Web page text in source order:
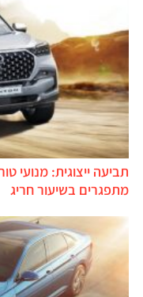
תביעה ייצוגית: מנועי
מתפגרים בשיעור חריג